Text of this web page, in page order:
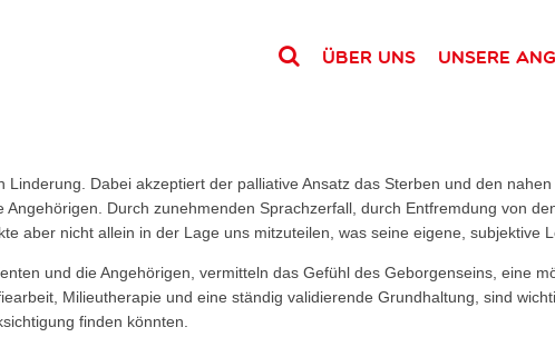
Über uns Unsere
Dabei akzeptiert der palliative Ansatz das Sterben und den
Durch zunehmenden Sprachzerfall, durch Entfremdung von
aber nicht allein in der Lage uns mitzuteilen, was seine eigene, subjektive
und die Angehörigen, vermitteln das Gefühl des Geborgenseins, eine
Milieutherapie und eine ständig validierende Grundhaltung, sind
finden könnten.